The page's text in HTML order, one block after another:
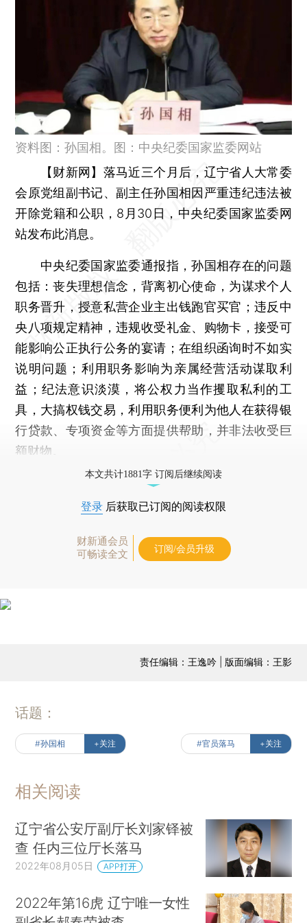
资料图：孙国相。图：中央纪委国家监委网站
【财新网】 落马近三个月后，辽宁省人大常委
会原党组副书记、副主任孙国相因严重违纪违法被
开除党籍和公职，8月30日，中央纪委国家监委网
站发布此消息。
中央纪委国家监委通报指，孙国相存在的问题
包括：丧失理想信念，背离初心使命，为谋求个人
职务晋升，授意私营企业主出钱跑官买官；违反中
央八项规定精神，违规收受礼金、购物卡，接受可
能影响公正执行公务的宴请；在组织函询时不如实
说明问题；利用职务影响为亲属经营活动谋取利
益；纪法意识淡漠，将公权力当作攫取私利的工
具，大搞权钱交易，利用职务便利为他人在获得银
行贷款、专项资金等方面提供帮助，并非法收受巨
额财物。
本文共计1881字 订阅后继续阅读
登录 后获取已订阅的阅读权限
财新通会员
可畅读全文
订阅/会员升级
责任编辑：王逸吟 | 版面编辑：王影
话题：
#孙国相 +关注 #官员落马 +关注
相关阅读
辽宁省公安厅副厅长刘家铎被
查 任内三位厅长落马
2022年08月05日 APP打开
2022年第16虎 辽宁唯一女性